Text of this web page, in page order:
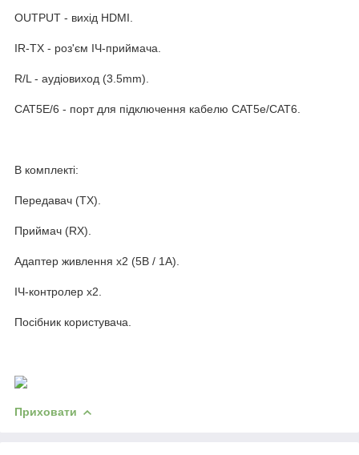
OUTPUT - вихід HDMI.
IR-TX - роз'єм ІЧ-приймача.
R/L - аудіовиход (3.5mm).
CAT5E/6 - порт для підключення кабелю CAT5e/CAT6.
В комплекті:
Передавач (TX).
Приймач (RX).
Адаптер живлення x2 (5В / 1А).
ІЧ-контролер x2.
Посібник користувача.
Приховати